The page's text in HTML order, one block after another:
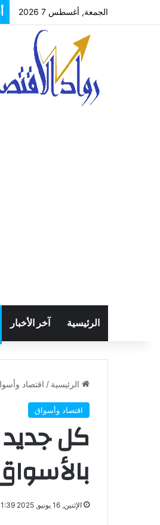
الجمعة, أغسطس 7 2026
الرئيسية آخر الأخبار
الرئيسية / اقتصاد
اقتصاد وأسواق
كل
بالأسواق..
الإثنين, 16 يونيو, 2025 1:39 ص